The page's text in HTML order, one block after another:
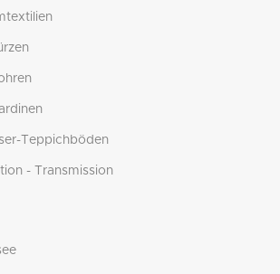
Teppichböden
- Transmission